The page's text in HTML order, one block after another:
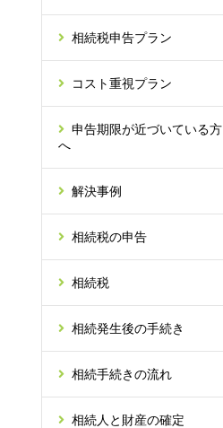
相続税申告プラン
コスト重視プラン
申告期限が近づいている方
へ
解決事例
相続税の申告
相続税
相続発生後の手続き
相続手続きの流れ
相続人と財産の確定